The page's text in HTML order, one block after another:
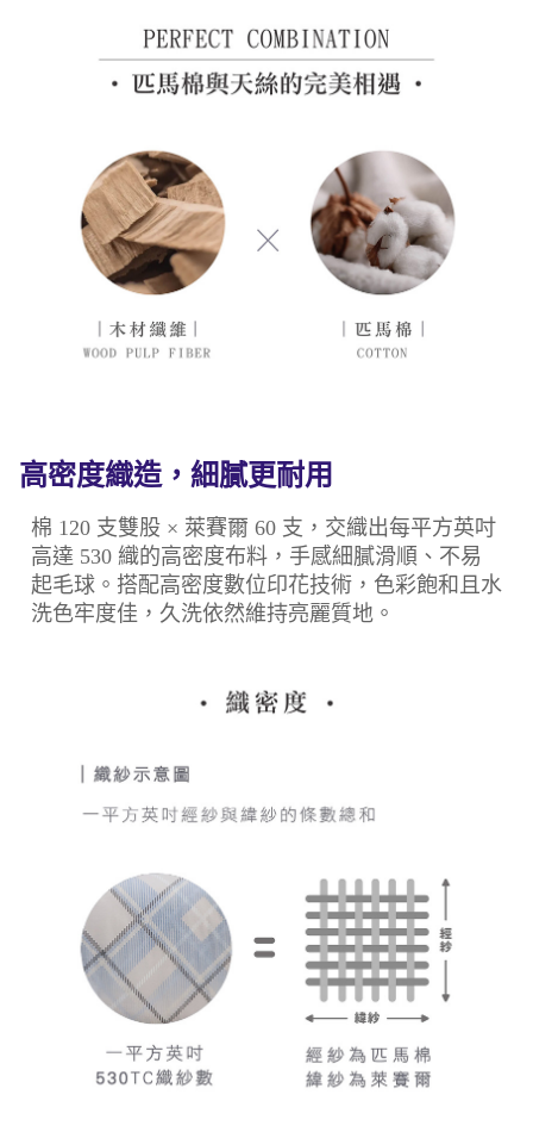
高密度織造，細膩更耐用
棉 120 支雙股 × 萊賽爾 60 支，交織出每平方英吋
高達 530 織的高密度布料，手感細膩滑順、不易
起毛球。搭配高密度數位印花技術，色彩飽和且水
洗色牢度佳，久洗依然維持亮麗質地。